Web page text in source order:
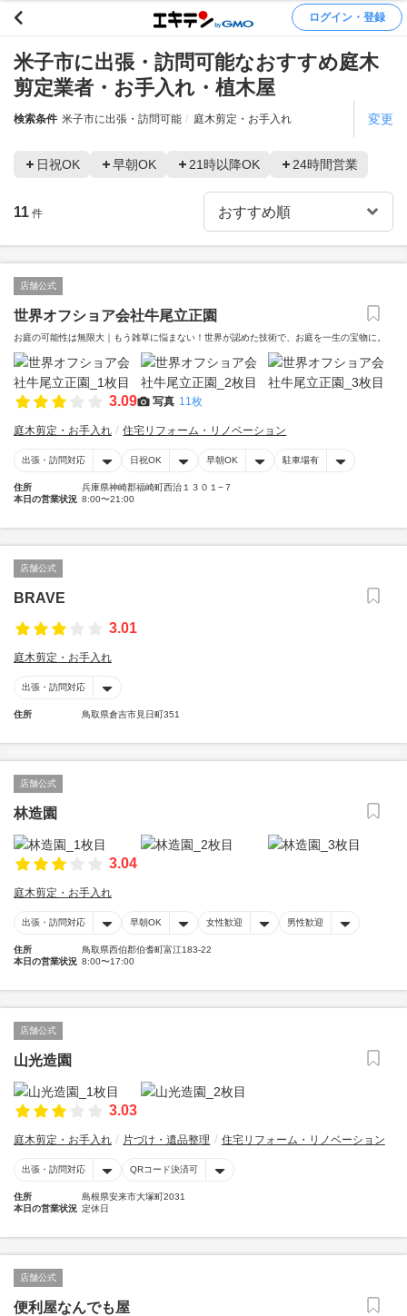
ログイン・登録
米子市に出張・訪問可能なおすすめ庭木
剪定業者・お手入れ・植木屋
検索条件 米子市に出張・訪問可能 庭木剪定・お手入れ 変更
日祝OK 早朝OK 21時以降OK 24時間営業
11 件
店舗公式
世界オフショア会社牛尾立正園
お庭の可能性は無限大｜もう雑草に悩まない！世界が認めた技術で、お庭を一生の宝物に。
3.09 写真 11枚
庭木剪定・お手入れ 住宅リフォーム・リノベーション
出張・訪問対応 日祝OK 早朝OK 駐車場有
住所
兵庫県神崎郡福崎町西治１３０１−７
本日の営業状況 8:00〜21:00
店舗公式
BRAVE
3.01
庭木剪定・お手入れ
出張・訪問対応
住所 鳥取県倉吉市見日町351
店舗公式
林造園
3.04
庭木剪定・お手入れ
出張・訪問対応 早朝OK 女性歓迎 男性歓迎
住所
鳥取県西伯郡伯耆町富江183-22
本日の営業状況 8:00〜17:00
店舗公式
山光造園
3.03
庭木剪定・お手入れ 片づけ・遺品整理 住宅リフォーム・リノベーション
出張・訪問対応 QRコード決済可
住所
島根県安来市大塚町2031
本日の営業状況 定休日
店舗公式
便利屋なんでも屋